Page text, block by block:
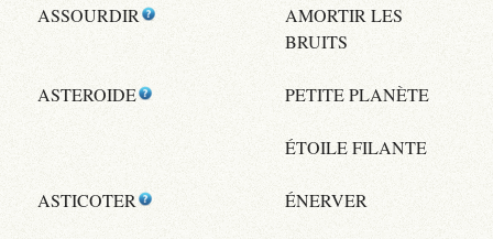
ASSOURDIR
AMORTIR LES
BRUITS
ASTEROIDE PETITE PLANÈTE
ÉTOILE FILANTE
ASTICOTER ÉNERVER